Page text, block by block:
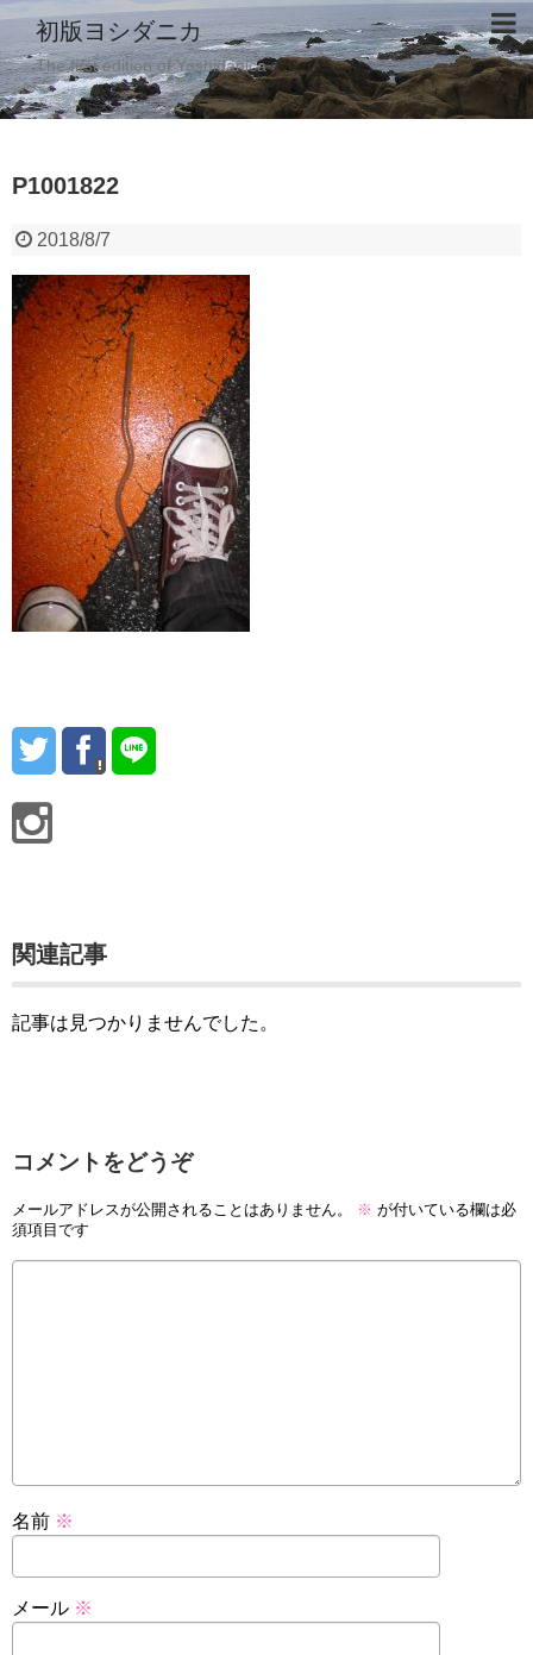
初版ヨシダニカ
The first edition of Yoshidanica
P1001822
2018/8/7
関連記事
記事は見つかりませんでした。
コメントをどうぞ
メールアドレスが公開されることはありません。 ※ が付いている欄は必
須項目です
名前 ※
メール ※